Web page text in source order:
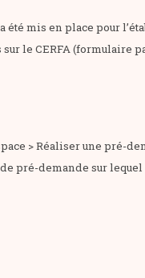
mis en place pour
le CERFA (formulaire
> Réaliser une pré-
demande sur